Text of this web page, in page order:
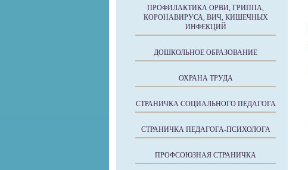
ПРОФИЛАКТИКА ОРВИ, ГРИППА,
КОРОНАВИРУСА, ВИЧ, КИШЕЧНЫХ
ИНФЕКЦИЙ
ДОШКОЛЬНОЕ ОБРАЗОВАНИЕ
ОХРАНА ТРУДА
СТРАНИЧКА СОЦИАЛЬНОГО ПЕДАГОГА
СТРАНИЧКА ПЕДАГОГА-ПСИХОЛОГА
ПРОФСОЮЗНАЯ СТРАНИЧКА